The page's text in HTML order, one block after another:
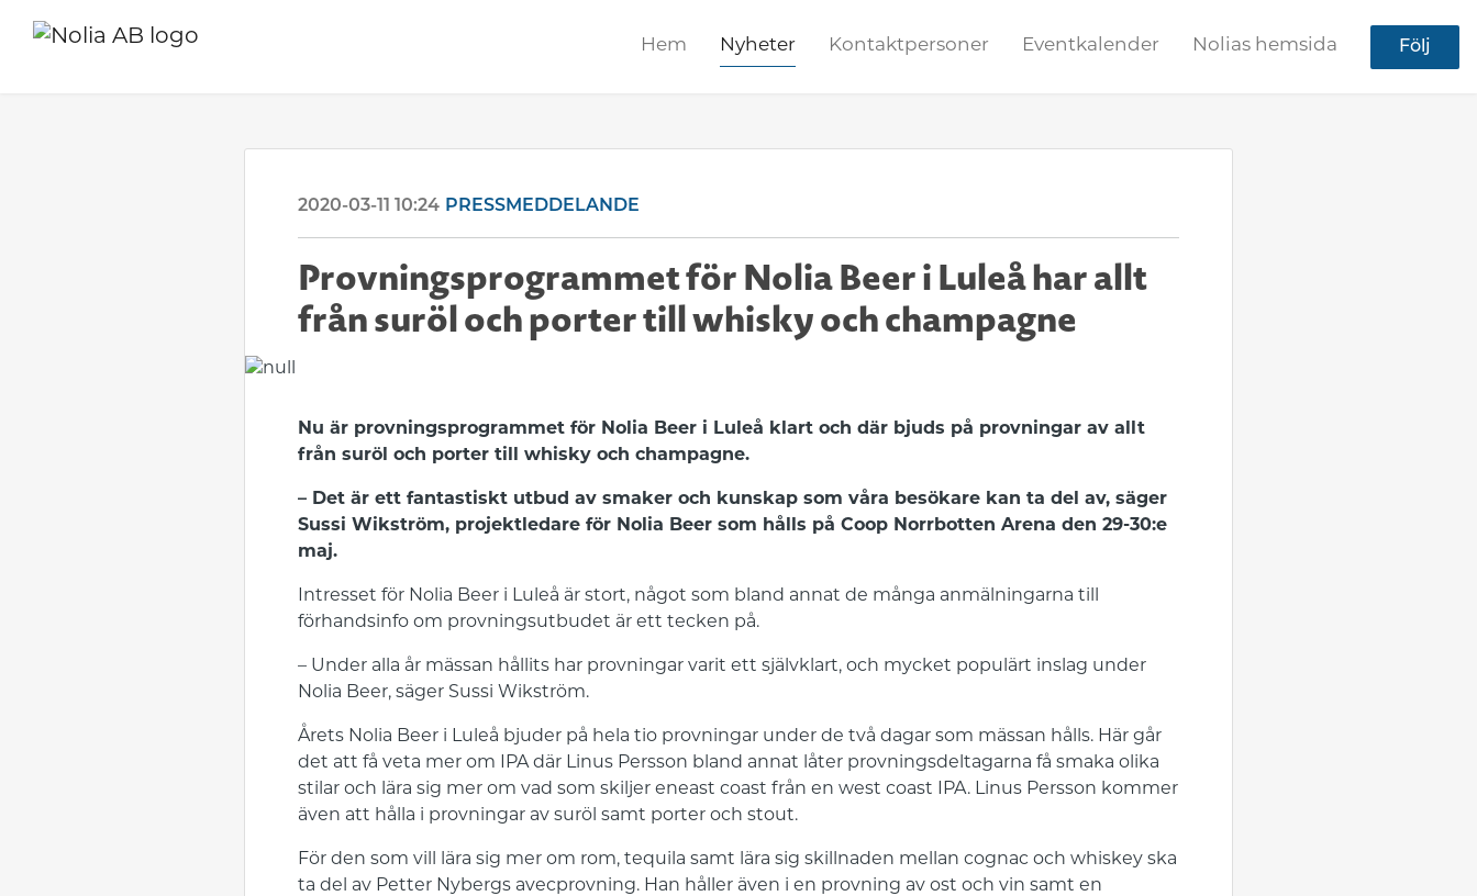
Hem Nyheter Kontaktpersoner Eventkalender Nolias hemsida Följ
2020-03-11 10:24 PRESSMEDDELANDE
Provningsprogrammet för Nolia Beer i Luleå har allt
från suröl och porter till whisky och champagne
Nu är provningsprogrammet för Nolia Beer i Luleå klart och där bjuds på provningar av allt
från suröl och porter till whisky och champagne.
– Det är ett fantastiskt utbud av smaker och kunskap som våra besökare kan ta del av, säger
Sussi Wikström, projektledare för Nolia Beer som hålls på Coop Norrbotten Arena den 29-30:e
maj.
Intresset för Nolia Beer i Luleå är stort, något som bland annat de många anmälningarna till
förhandsinfo om provningsutbudet är ett tecken på.
– Under alla år mässan hållits har provningar varit ett självklart, och mycket populärt inslag under
Nolia Beer, säger Sussi Wikström.
Årets Nolia Beer i Luleå bjuder på hela tio provningar under de två dagar som mässan hålls. Här går
det att få veta mer om IPA där Linus Persson bland annat låter provningsdeltagarna få smaka olika
stilar och lära sig mer om vad som skiljer eneast coast från en west coast IPA. Linus Persson kommer
även att hålla i provningar av suröl samt porter och stout.
För den som vill lära sig mer om rom, tequila samt lära sig skillnaden mellan cognac och whiskey ska
ta del av Petter Nybergs avecprovning. Han håller även i en provning av ost och vin samt en